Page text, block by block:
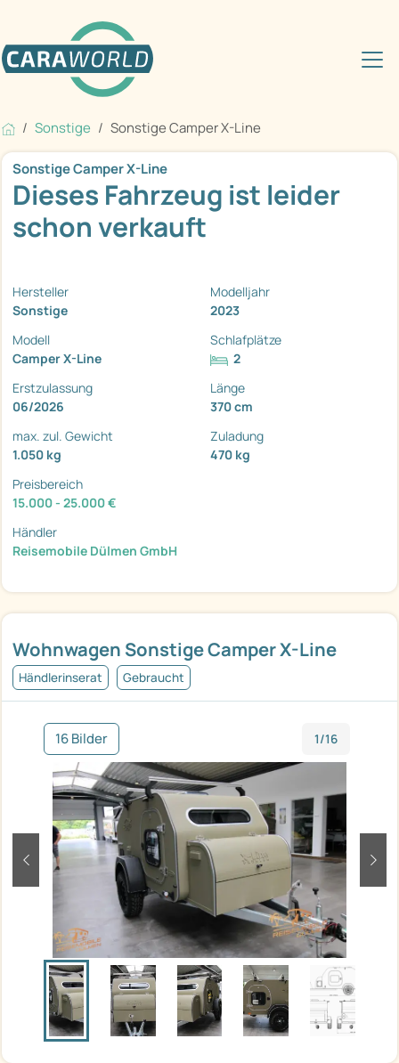
Sonstige Sonstige Camper X-Line
Wohnwagen Sonstige Camper X-Line
Händlerinserat Gebraucht
16 Bilder 1/16
zurück
Sonstige Camper X-Line
Dieses Fahrzeug ist leider
schon verkauft
Hersteller
Sonstige
Modelljahr
2023
Modell
Camper X-Line
Schlafplätze
2
Erstzulassung
06/2026
Länge
370 cm
max. zul. Gewicht
1.050 kg
Zuladung
470 kg
Preisbereich
15.000 - 25.000 €
Händler
Reisemobile Dülmen GmbH